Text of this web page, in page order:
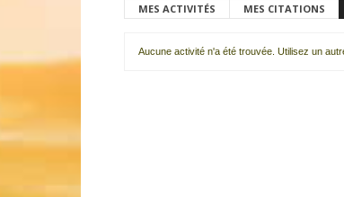
MES ACTIVITÉS MES CITATIONS
Aucune activité n'a été trouvée. Utilisez un